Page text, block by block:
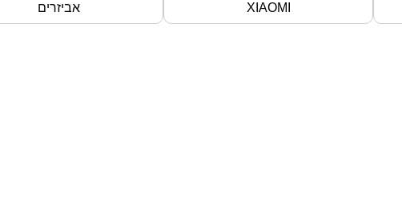
XIAOMI אביזרים